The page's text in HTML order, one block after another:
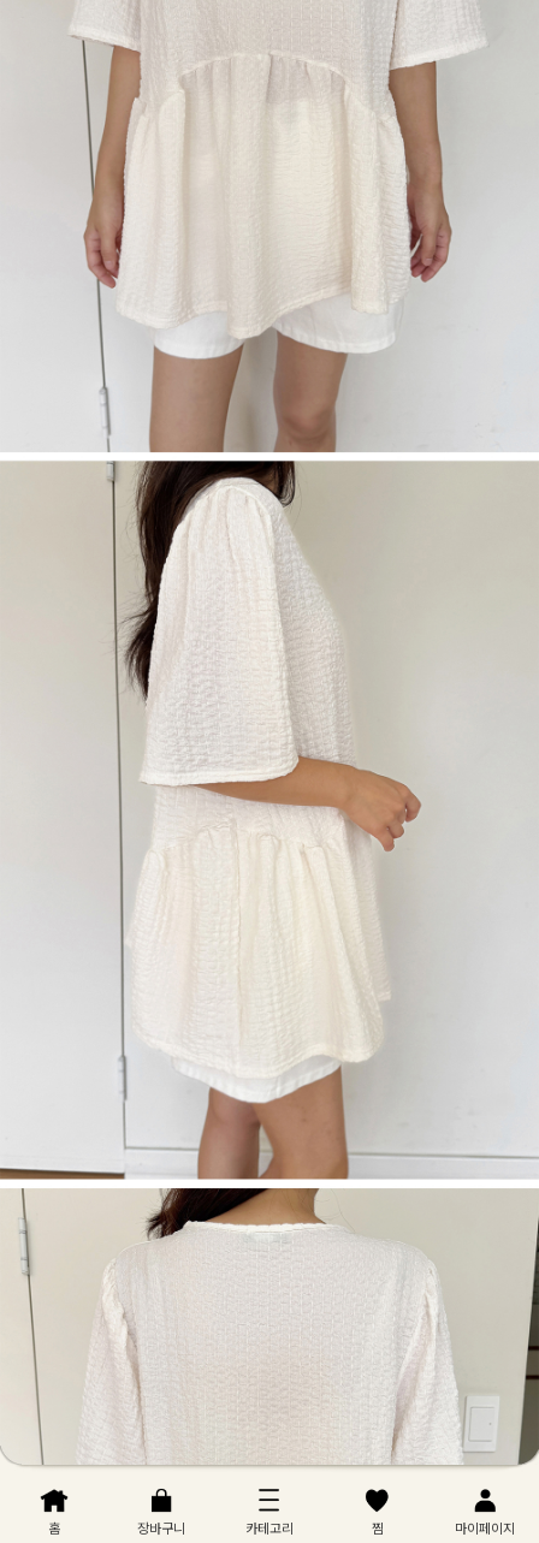
홈 장바구니 카테고리 찜 마이페이지